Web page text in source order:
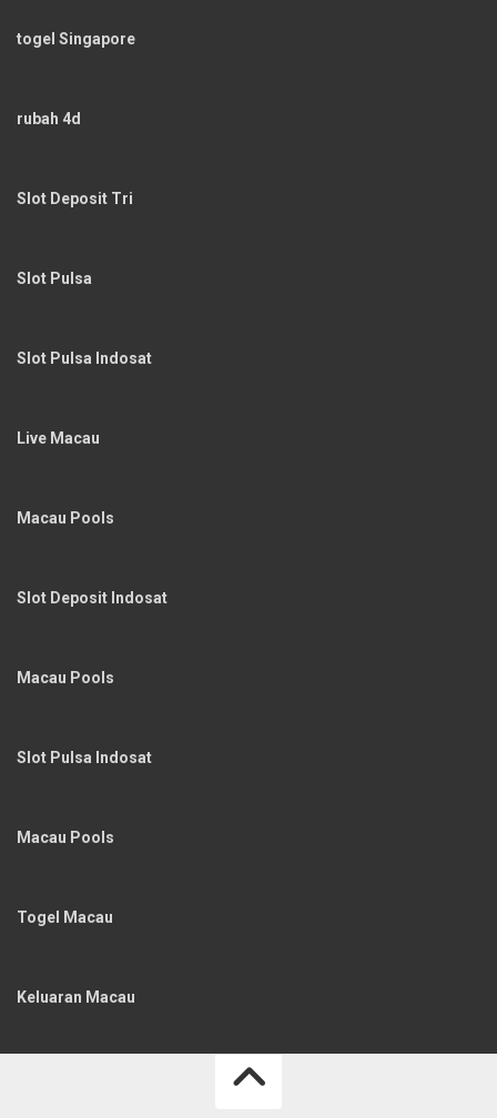
togel Singapore
rubah 4d
Slot Deposit Tri
Slot Pulsa
Slot Pulsa Indosat
Live Macau
Macau Pools
Slot Deposit Indosat
Macau Pools
Slot Pulsa Indosat
Macau Pools
Togel Macau
Keluaran Macau